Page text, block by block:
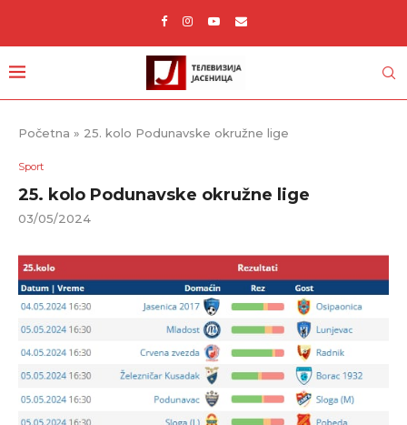
Početna » 25. kolo Podunavske okružne lige
Sport
25. kolo Podunavske okružne lige
03/05/2024